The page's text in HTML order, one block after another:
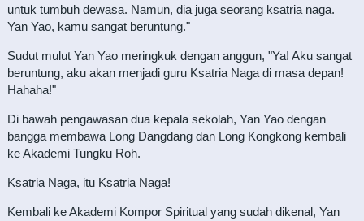
untuk tumbuh dewasa. Namun, dia juga seorang ksatria naga.
Yan Yao, kamu sangat beruntung."
Sudut mulut Yan Yao meringkuk dengan anggun, "Ya! Aku sangat
beruntung, aku akan menjadi guru Ksatria Naga di masa depan!
Hahaha!"
Di bawah pengawasan dua kepala sekolah, Yan Yao dengan
bangga membawa Long Dangdang dan Long Kongkong kembali
ke Akademi Tungku Roh.
Ksatria Naga, itu Ksatria Naga!
Kembali ke Akademi Kompor Spiritual yang sudah dikenal, Yan